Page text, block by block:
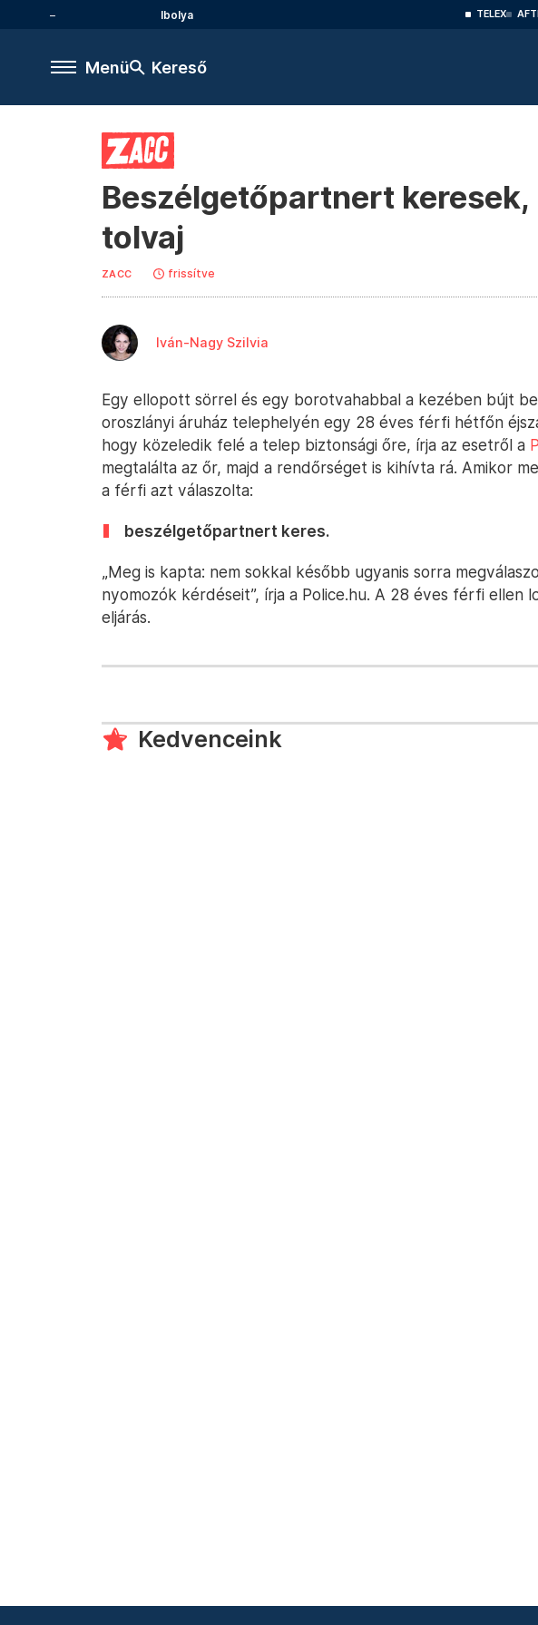
Ibolya TELEX
Menü Kereső
Beszélgetőpartnert
tolvaj
ZACC frissítve
Iván-Nagy Szilvia
Egy ellopott sörrel és egy borotvahabbal a kezében bújt
oroszlányi áruház telephelyén egy 28 éves férfi hétfőn
hogy közeledik felé a telep biztonsági őre, írja az esetről a
megtalálta az őr, majd a rendőrséget is kihívta rá. Amikor
a férfi azt válaszolta:
beszélgetőpartnert keres.
„Meg is kapta: nem sokkal később ugyanis sorra
nyomozók kérdéseit”, írja a Police.hu. A 28 éves férfi ellen
eljárás.
Kedvenceink